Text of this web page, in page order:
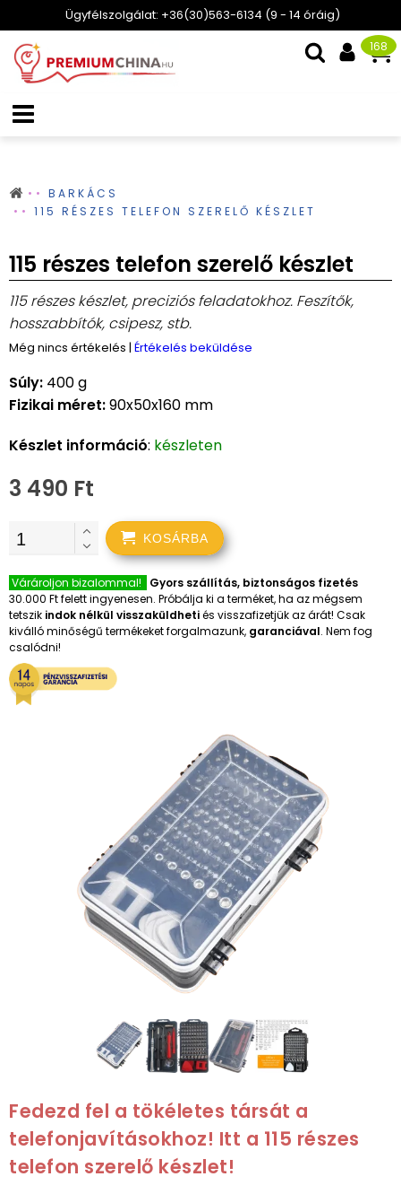
Ügyfélszolgálat: +36(30)563-6134 (9 - 14 óráig)
168
BARKÁCS
115 RÉSZES TELEFON SZERELŐ KÉSZLET
115 részes telefon szerelő készlet
115 részes készlet, preciziós feladatokhoz. Feszítők,
hosszabbítók, csipesz, stb.
Még nincs értékelés | Értékelés beküldése
Súly: 400 g
Fizikai méret:90x50x160 mm
Készlet információ: készleten
3 490 Ft
KOSÁRBA
Várároljon bizalommal!
Gyors szállítás, biztonságos fizetés
30.000 Ft felett ingyenesen. Próbálja ki a terméket, ha az mégsem
tetszik indok nélkül visszaküldhetiés visszafizetjük az árát! Csak
kiválló minőségű termékeket forgalmazunk, garanciával. Nem fog
csalódni!
Fedezd fel a tökéletes társát a
telefonjavításokhoz! Itt a 115 részes
telefon szerelő készlet!